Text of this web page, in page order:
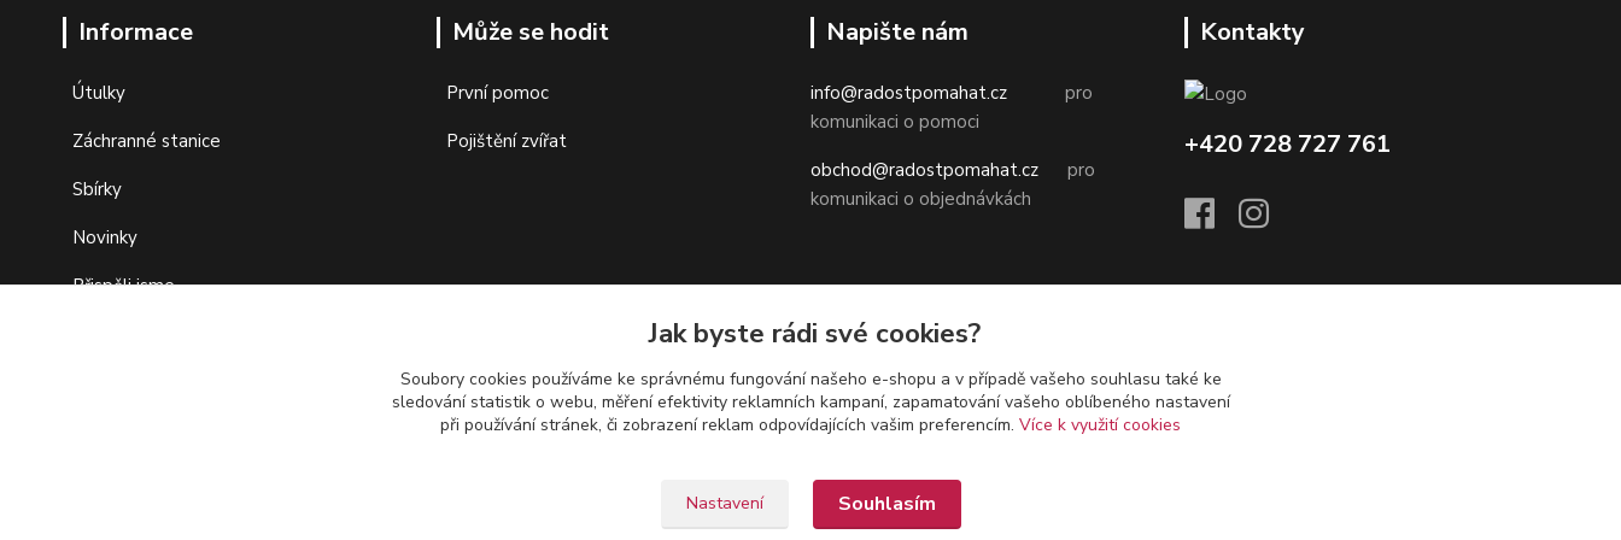
Informace
Útulky
Záchranné stanice
Sbírky
Novinky
Přispěli jsme
Může se hodit
První pomoc
Pojištění zvířat
Napište nám
info@radostpomahat.cz pro
komunikaci o pomoci
obchod@radostpomahat.cz pro
komunikaci o objednávkách
Ochrana osobních údajů
Odstoupení od smlouvy (vrácení zboží)
Kontakty
+420 728 727 761
Jak byste rádi své cookies?
Soubory cookies používáme ke správnému fungování našeho e-shopu a v případě vašeho souhlasu také ke
sledování statistik o webu, měření efektivity reklamních kampaní, zapamatování vašeho oblíbeného nastavení
při používání stránek, či zobrazení reklam odpovídajících vašim preferencím. Více k využití cookies
Nastavení Souhlasím